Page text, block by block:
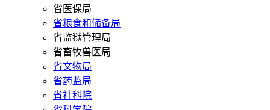
省医保局
省粮食和储备局
省监狱管理局
省畜牧兽医局
省文物局
省药监局
省社科院